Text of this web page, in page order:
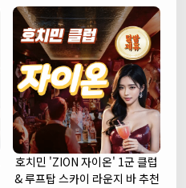
호치민 'ZION 자이온' 1군 클럽
& 루프탑 스카이 라운지 바 추천